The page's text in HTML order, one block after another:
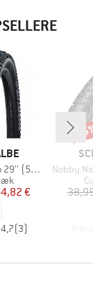
Ground FB TLE
pris
€
4,7(3)
Artikel
Nobby Nic